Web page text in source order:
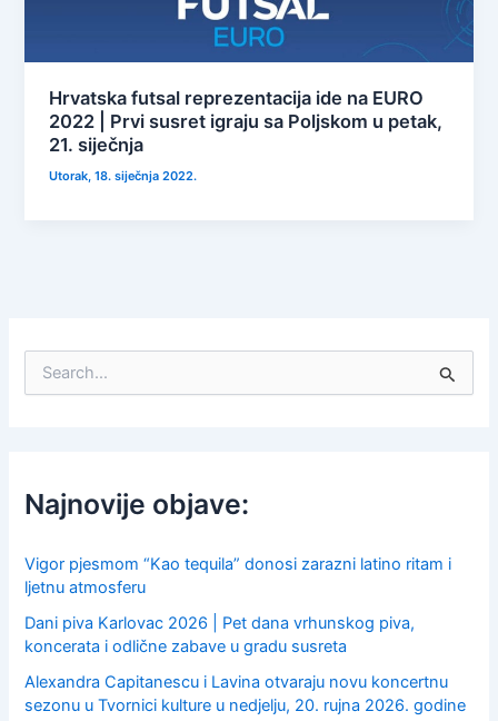
Hrvatska futsal reprezentacija ide na EURO
2022 | Prvi susret igraju sa Poljskom u petak,
21. siječnja
Utorak, 18. siječnja 2022.
f
o
:
Najnovije objave:
Vigor pjesmom “Kao tequila” donosi zarazni latino ritam i
ljetnu atmosferu
Dani piva Karlovac 2026 | Pet dana vrhunskog piva,
koncerata i odlične zabave u gradu susreta
Alexandra Capitanescu i Lavina otvaraju novu koncertnu
sezonu u Tvornici kulture u nedjelju, 20. rujna 2026. godine